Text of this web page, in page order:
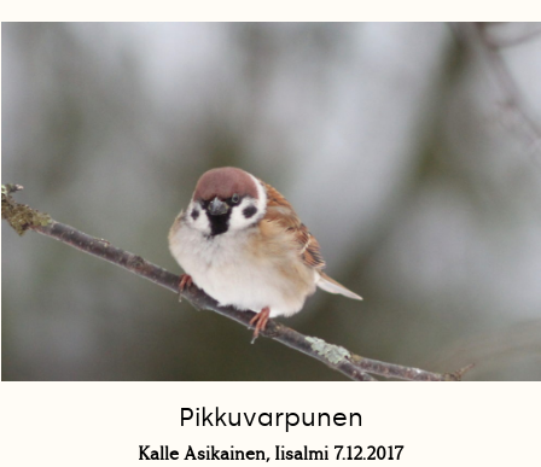
Pikkuvarpunen
Kalle Asikainen, Iisalmi 7.12.2017